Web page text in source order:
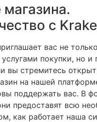
с
вас не только
покупки, но и
вы стремитесь
на нашей
поддержать вас. В
предоставят всю
как работает наша